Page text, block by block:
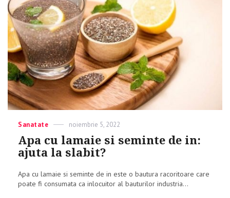
Categories
Sanatate
Posted
noiembrie 5, 2022
Apa cu lamaie si seminte de in:
ajuta la slabit?
Apa cu lamaie si seminte de in este o bautura racoritoare care
poate fi consumata ca inlocuitor al bauturilor industria...